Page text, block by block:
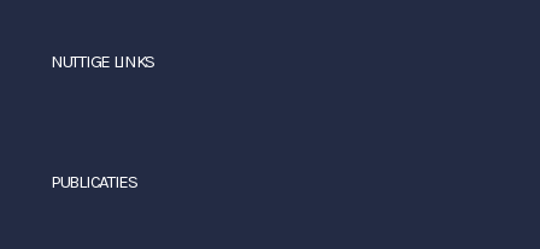
NUTTIGE LINKS
PUBLICATIES